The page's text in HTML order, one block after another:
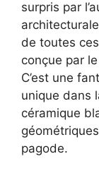
surpris par
de toutes
conçue par
C’est une
unique dans
céramique
pagode.